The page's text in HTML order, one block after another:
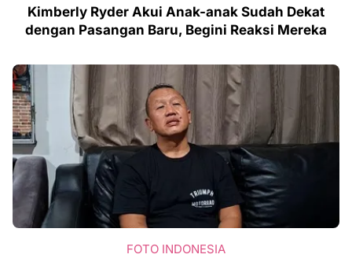
Kimberly Ryder Akui Anak-anak Sudah Dekat
dengan Pasangan Baru, Begini Reaksi Mereka
FOTO INDONESIA